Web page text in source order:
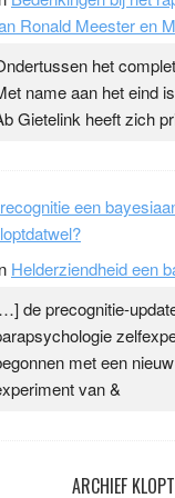
Ronald Meester en
het
name aan het eind
Gietelink heeft zich
een
Helderziendheid een
de precognitie-
met een
van &
ARCHIEF